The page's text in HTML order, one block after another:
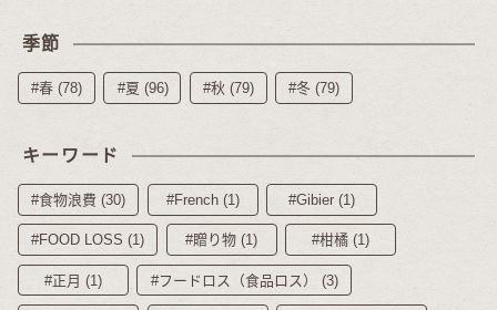
季節
#春 (78) #夏 (96) #秋 (79) #冬 (79)
キーワード
#食物浪費 (30) #French (1) #Gibier (1)
#FOOD LOSS (1) #贈り物 (1) #柑橘 (1)
#正月 (1) #フードロス（食品ロス） (3)